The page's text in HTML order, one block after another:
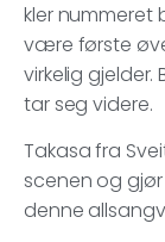
kler nummeret
være første
virkelig gjelder.
tar seg videre.
Takasa fra
scenen og
denne